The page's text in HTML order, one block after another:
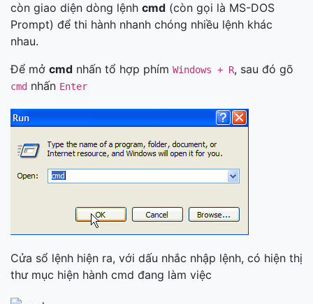
còn giao diện dòng lệnh cmd (còn gọi là MS-DOS
Prompt) để thi hành nhanh chóng nhiều lệnh khác
nhau.
Để mở cmd nhấn tổ hợp phím Windows + R, sau đó gõ
cmd nhấn Enter
Cửa sổ lệnh hiện ra, với dấu nhắc nhập lệnh, có hiện thị
thư mục hiện hành cmd đang làm việc